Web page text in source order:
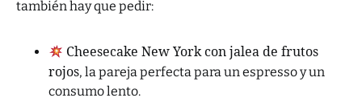
también hay que pedir:
Cheesecake New York con jalea de frutos
rojos, la pareja perfecta para un espresso y un
consumo lento.